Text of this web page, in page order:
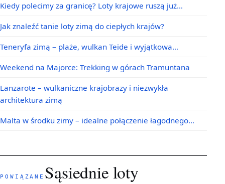
Kiedy polecimy za granicę? Loty krajowe ruszą już…
Jak znaleźć tanie loty zimą do ciepłych krajów?
Teneryfa zimą – plaże, wulkan Teide i wyjątkowa…
Weekend na Majorce: Trekking w górach Tramuntana
Lanzarote – wulkaniczne krajobrazy i niezwykła
architektura zimą
Malta w środku zimy – idealne połączenie łagodnego…
POWIĄZANE Sąsiednie loty